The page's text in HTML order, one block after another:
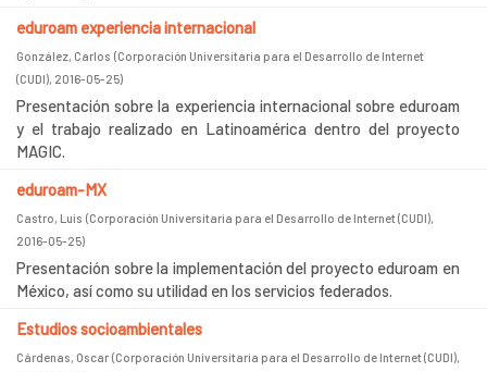
eduroam experiencia internacional
González, Carlos (Corporación Universitaria para el Desarrollo de Internet
(CUDI), 2016-05-25)
Presentación sobre la experiencia internacional sobre eduroam
y el trabajo realizado en Latinoamérica dentro del proyecto
MAGIC.
eduroam-MX
Castro, Luis (Corporación Universitaria para el Desarrollo de Internet (CUDI),
2016-05-25)
Presentación sobre la implementación del proyecto eduroam en
México, así como su utilidad en los servicios federados.
Estudios socioambientales
Cárdenas, Oscar (Corporación Universitaria para el Desarrollo de Internet (CUDI),